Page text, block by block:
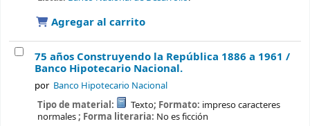
Agregar al carrito
75 años Construyendo la República 1886 a 1961 /
Banco Hipotecario Nacional.
por Banco Hipotecario Nacional
Tipo de material: Texto; Formato: impreso caracteres
normales; Forma literaria: No es ficción